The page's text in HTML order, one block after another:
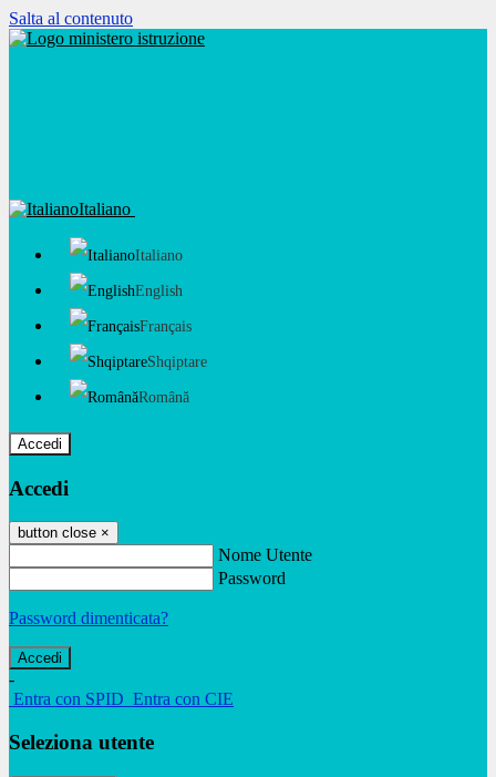
Salta al contenuto
Italiano
Italiano
English
Français
Shqiptare
Română
Accedi
Accedi
button close ×
Nome Utente
Password
Password dimenticata?
-
Entra con SPID Entra con CIE
Seleziona utente